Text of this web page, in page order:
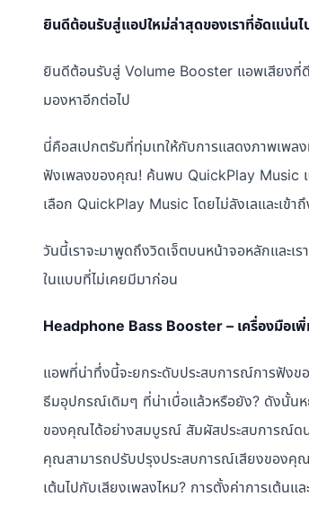
ยินดีต้อนรับสู่แอปใหม่ล่าสุดของเราที่อัดแน่น
ยินดีต้อนรับสู่ Volume Booster แอพเสียงที่ดี
มองหาอีกต่อไป
นี่คือสเปกตรัมที่ทุ่มเทให้กับการแสดงภาพเพ
ฟังเพลงของคุณ! ค้นพบ QuickPlay Music แ
เลือก QuickPlay Music โดยไม่ลังเลและเข้า
วันนี้เราจะมาพูดถึงวิดเจ็ตบนหน้าจอหลักและเ
ในแบบที่ไม่เคยมีมาก่อน
Headphone Bass Booster – เครื่องมือเ
แอพที่น่าทึ่งนี้จะยกระดับประสบการณ์การฟัง
ธีมอุปกรณ์เดิมๆ ที่น่าเบื่อแล้วหรือยัง? ดังนั้น
ของคุณได้อย่างสมบูรณ์ สัมผัสประสบการณ์ด
คุณสามารถปรับปรุงประสบการณ์เสียงของคุ
เต้นไปกับเสียงเพลงไหม? การตั้งค่าการเต้นแ